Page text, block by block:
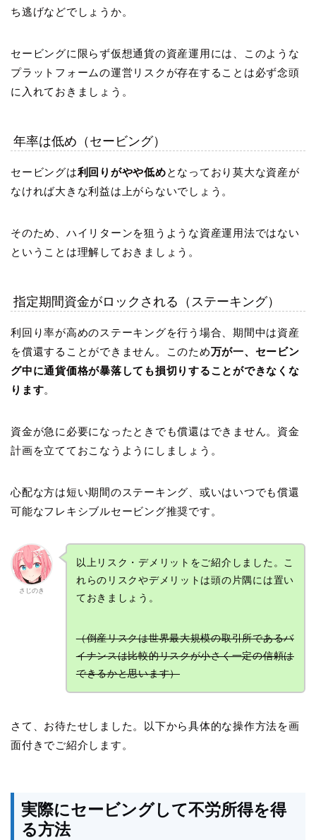
ち逃げなどでしょうか。
セービングに限らず仮想通貨の資産運用には、このような
プラットフォームの運営リスクが存在することは必ず念頭
に入れておきましょう。
年率は低め（セービング）
セービングは利回りがやや低めとなっており莫大な資産が
なければ大きな利益は上がらないでしょう。
そのため、ハイリターンを狙うような資産運用法ではない
ということは理解しておきましょう。
指定期間資金がロックされる（ステーキング）
利回り率が高めのステーキングを行う場合、期間中は資産
を償還することができません。このため万が一、セービン
グ中に通貨価格が暴落しても損切りすることができなくな
ります。
資金が急に必要になったときでも償還はできません。資金
計画を立てておこなうようにしましょう。
心配な方は短い期間のステーキング、或いはいつでも償還
可能なフレキシブルセービング推奨です。
さじのき
以上リスク・デメリットをご紹介しました。こ
れらのリスクやデメリットは頭の片隅には置い
ておきましょう。
（倒産リスクは世界最大規模の取引所であるバ
イナンスは比較的リスクが小さく一定の信頼は
できるかと思います）
さて、お待たせしました。以下から具体的な操作方法を画
面付きでご紹介します。
実際にセービングして不労所得を得
る方法